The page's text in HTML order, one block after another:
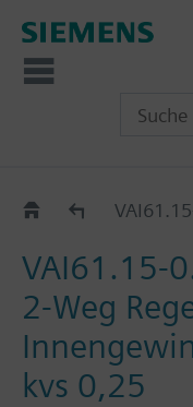
VAI61..
VAI61.15-
2-Weg
kvs 0,25